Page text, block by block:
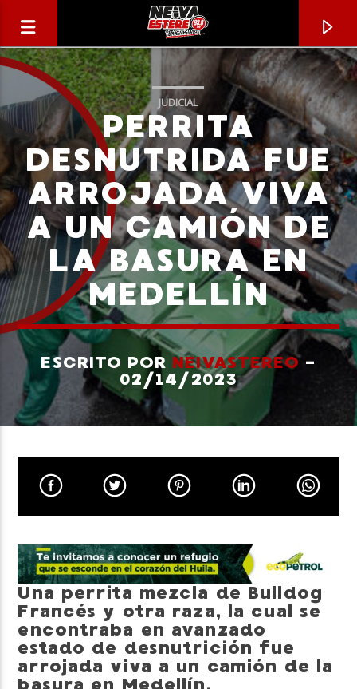
CANCIÓN ACTUAL
TÍTULO
ARTISTA
Neiva Estereo
JUDICIAL
PERRITA
DESNUTRIDA FUE
ARROJADA VIVA
A UN CAMIÓN DE
LA BASURA EN
MEDELLÍN
ESCRITO POR NEIVASTEREO-
02/14/2023
Una perrita mezcla de Bulldog
Francés y otra raza, la cual se
encontraba en avanzado
estado de desnutrición fue
arrojada viva a un camión de la
basura en Medellín.